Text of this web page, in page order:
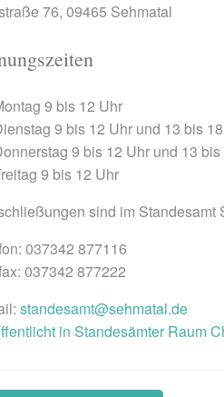
76, 09465 Sehmatal
9 bis 12 Uhr
9 bis 12 Uhr und 13 bis
9 bis 12 Uhr und 13
9 bis 12 Uhr
sind im
037342 877116
037342 877222
standesamt@sehmatal.de
in Standesämter Raum